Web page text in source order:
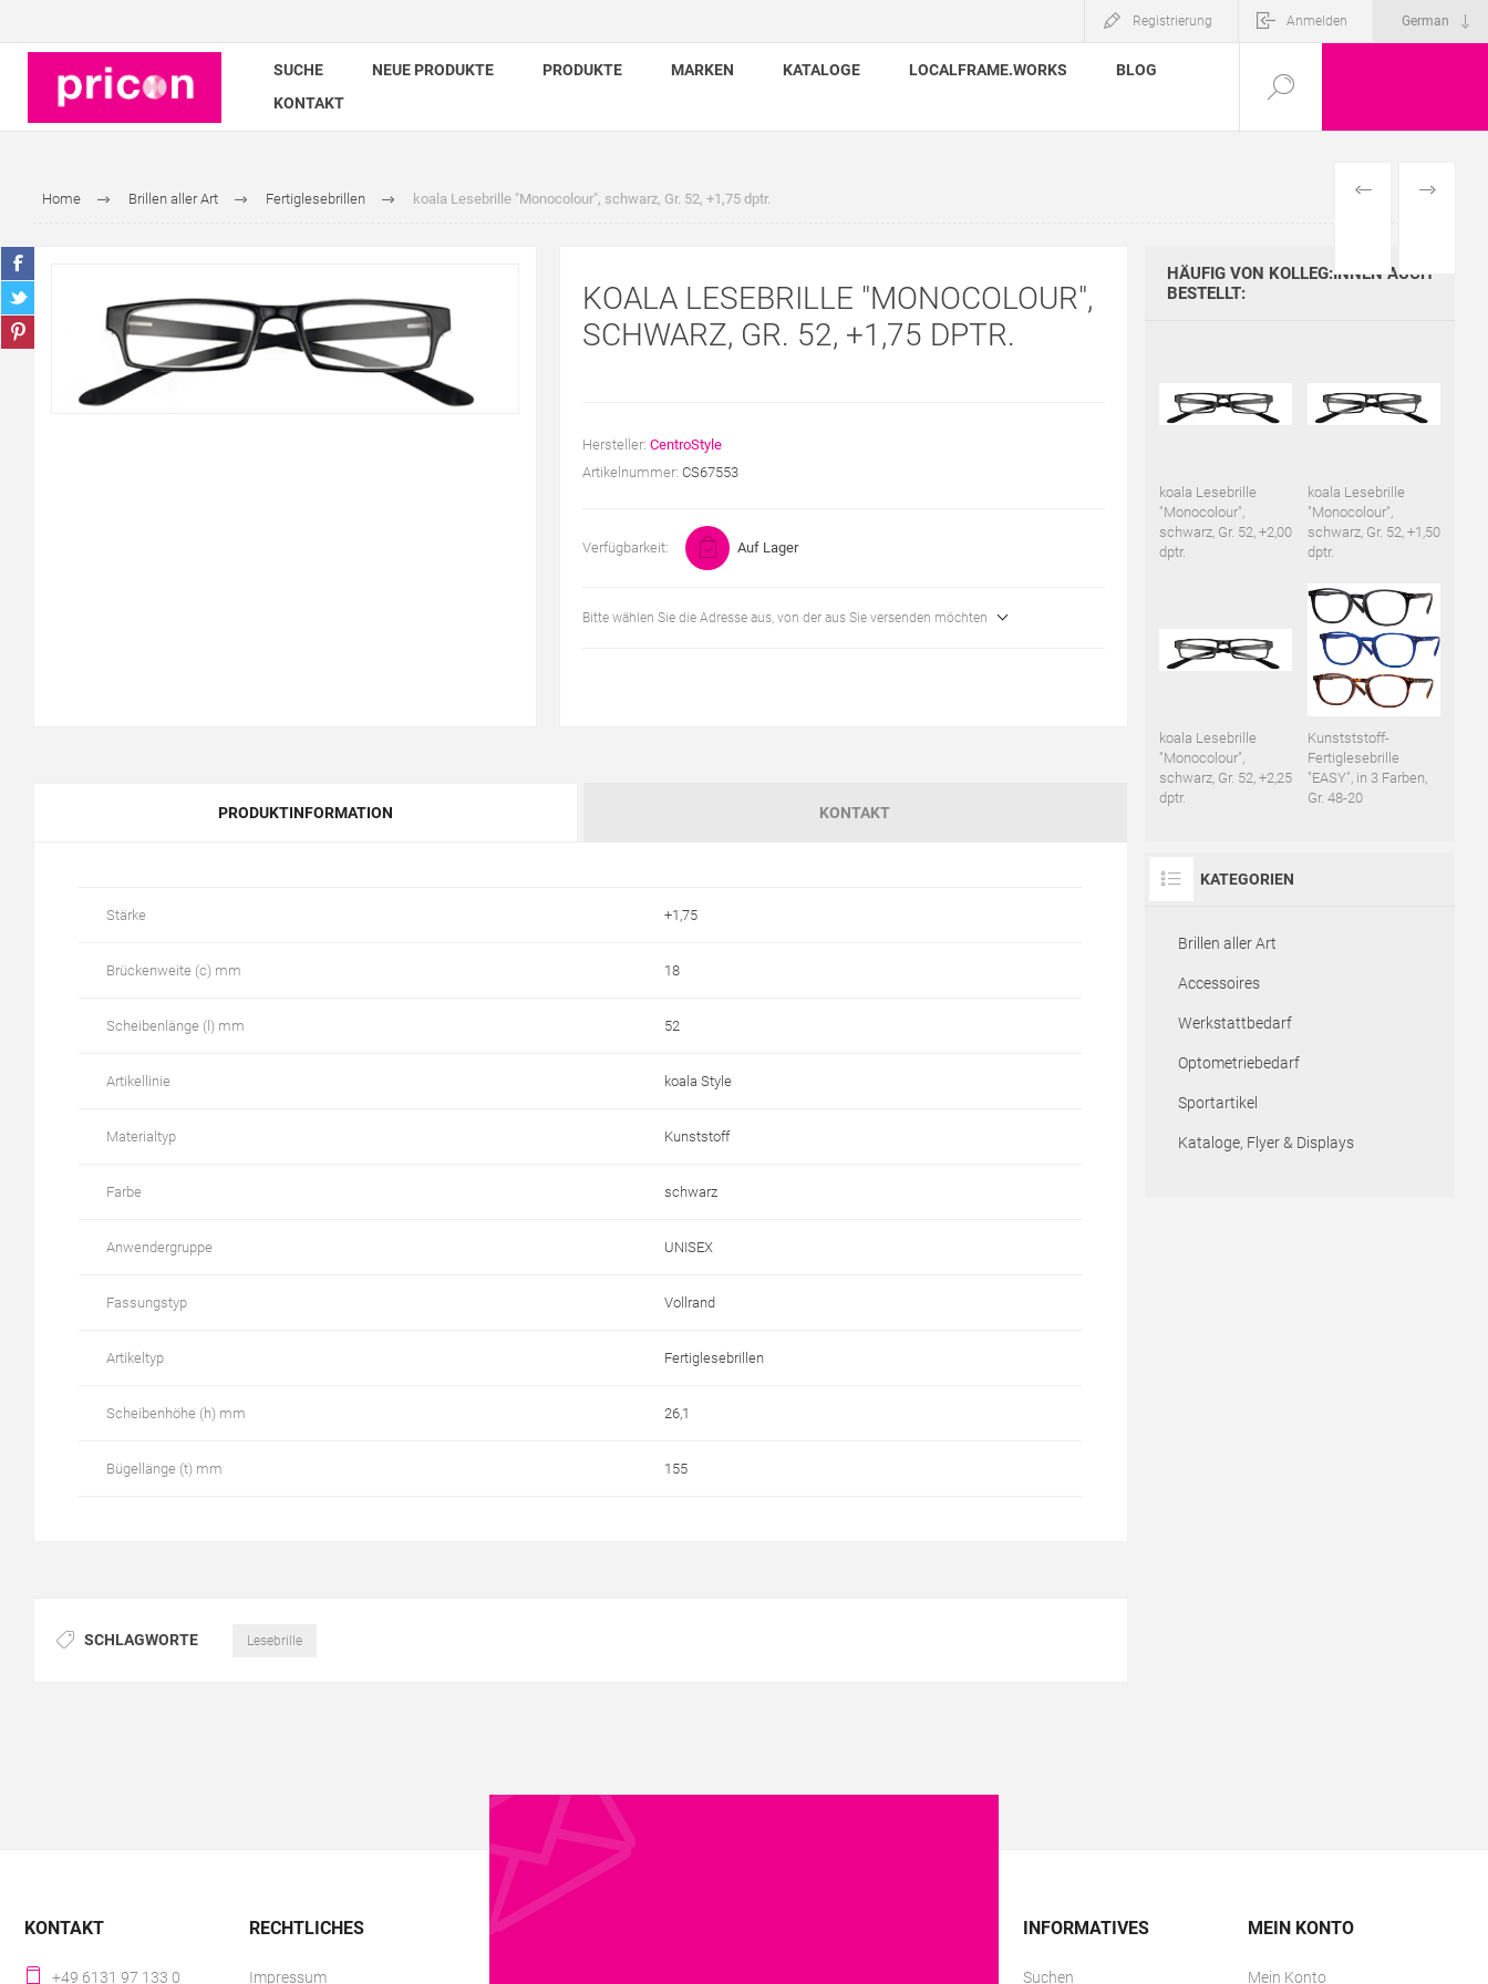
Registrierung Anmelden
SUCHE NEUE PRODUKTE PRODUKTE MARKEN KATALOGE LOCALFRAME.WORKS
BLOG
KONTAKT
Home Brillen aller Art Fertiglesebrillen koala Lesebrille "Monocolour", schwarz, Gr. 52, +1,75 dptr. VORHERIGES
KOALA LESEBRILLE "MONOCOLOUR",
SCHWARZ, GR. 52, +1,75 DPTR.
Hersteller: CentroStyle
Artikelnummer: CS67553
Verfügbarkeit: Auf Lager
Bitte wählen Sie die Adresse aus, von der aus Sie versenden möchten
PRODUKTINFORMATION KONTAKT
Stärke +1,75
Brückenweite (c) mm 18
Scheibenlänge (l) mm 52
Artikellinie koala Style
Materialtyp Kunststoff
Farbe schwarz
Anwendergruppe UNISEX
Fassungstyp Vollrand
Artikeltyp Fertiglesebrillen
Scheibenhöhe (h) mm 26,1
Bügellänge (t) mm 155
SCHLAGWORTE Lesebrille
HÄUFIG VON KOLLEG:INNEN AUCH
BESTELLT:
koala Lesebrille
"Monocolour",
schwarz, Gr. 52, +2,00
dptr.
koala Lesebrille
"Monocolour",
schwarz, Gr. 52, +1,50
dptr.
koala Lesebrille
"Monocolour",
schwarz, Gr. 52, +2,25
dptr.
Kunstststoff-
Fertiglesebrille
"EASY", in 3 Farben,
Gr. 48-20
KATEGORIEN
Brillen aller Art
Accessoires
Werkstattbedarf
Optometriebedarf
Sportartikel
Kataloge, Flyer & Displays
KONTAKT
+49 6131 97 133 0
RECHTLICHES
Impressum
INFORMATIVES
Suchen
MEIN KONTO
Mein Konto